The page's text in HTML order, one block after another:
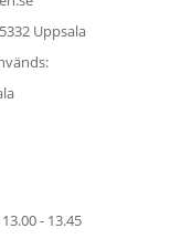
Uppsala
13.00 - 13.45